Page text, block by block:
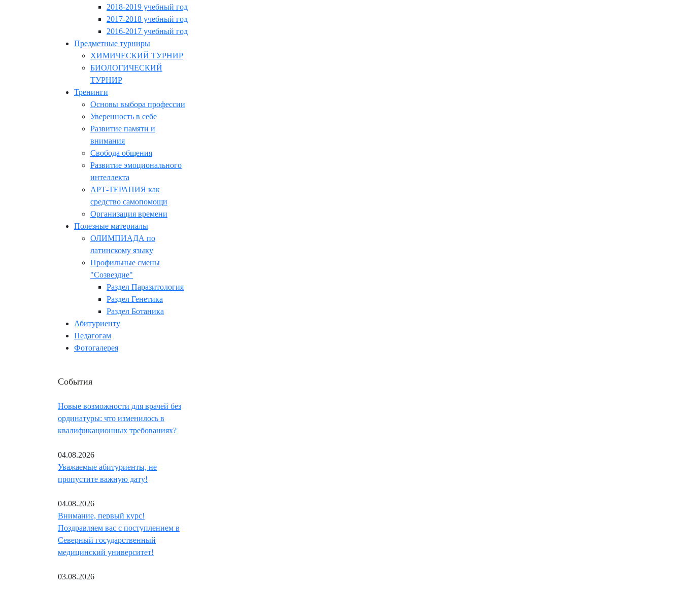
2018-2019 учебный год
2017-2018 учебный год
2016-2017 учебный год
Предметные турниры
ХИМИЧЕСКИЙ ТУРНИР
БИОЛОГИЧЕСКИЙ
ТУРНИР
Тренинги
Основы выбора профессии
Уверенность в себе
Развитие памяти и
внимания
Свобода общения
Развитие эмоционального
интеллекта
АРТ-ТЕРАПИЯ как
средство самопомощи
Организация времени
Полезные материалы
ОЛИМПИАДА по
латинскому языку
Профильные смены
"Созвездие"
Раздел Паразитология
Раздел Генетика
Раздел Ботаника
Абитуриенту
Педагогам
Фотогалерея
События
Новые возможности для врачей без
ординатуры: что изменилось в
квалификационных требованиях?
04.08.2026
Уважаемые абитуриенты, не
пропустите важную дату!
04.08.2026
Внимание, первый курс!
Поздравляем вас с поступлением в
Северный государственный
медицинский университет!
03.08.2026